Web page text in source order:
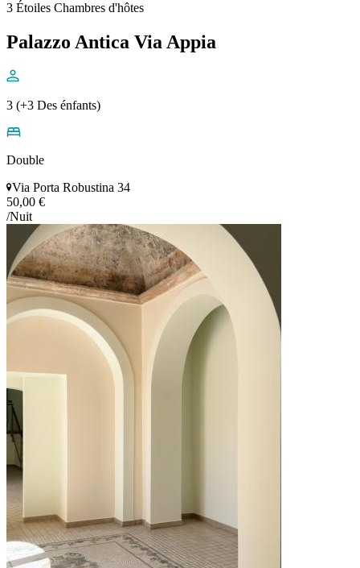
3 Étoiles Chambres d'hôtes
Palazzo Antica Via Appia
3 (+3 Des énfants)
Double
Via Porta Robustina 34
50,00 €
/Nuit